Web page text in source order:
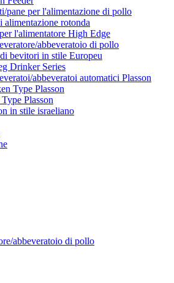
pane per l'alimentazione di pollo
alimentazione rotonda
l'alimentatore High Edge
abbeveratoio di pollo
bevitori in stile Europeu
Drinker Series
abbeveratoi automatici Plasson
Type Plasson
Plasson
in stile israeliano
abbeveratoio di pollo